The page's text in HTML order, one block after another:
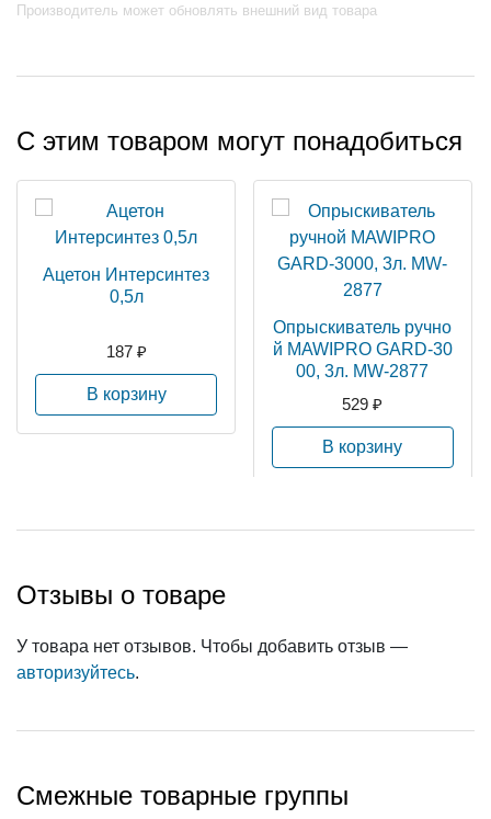
Производитель может обновлять внешний вид товара
С этим товаром могут понадобиться
Ацетон Интерсинтез
0,5л
187 ₽
В корзину
Опрыскиватель ручно
й MAWIPRO GARD-30
00, 3л. MW-2877
529 ₽
В корзину
Отзывы о товаре
У товара нет отзывов. Чтобы добавить отзыв —
авторизуйтесь.
Смежные товарные группы